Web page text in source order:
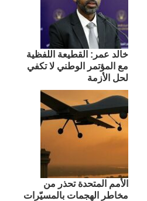
​خالد عمر: القطيعة اللفظية
مع المؤتمر الوطني لا تكفي
لحل الأزمة
الأمم المتحدة تحذر من
مخاطر الهجمات بالمسيّرات